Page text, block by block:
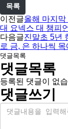
목록
이전글올해 마지막
대 요넥스 대 챔피
다음글진말초 5년
로 금, 은 하나씩
댓글목록
댓글목록
등록된 댓글이 없
댓글쓰기
내